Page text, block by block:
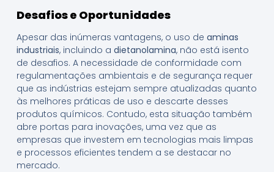
Desafios e Oportunidades
Apesar das inúmeras vantagens, o uso de aminas
industriais, incluindo a dietanolamina, não está isento
de desafios. A necessidade de conformidade com
regulamentações ambientais e de segurança requer
que as indústrias estejam sempre atualizadas quanto
às melhores práticas de uso e descarte desses
produtos químicos. Contudo, esta situação também
abre portas para inovações, uma vez que as
empresas que investem em tecnologias mais limpas
e processos eficientes tendem a se destacar no
mercado.